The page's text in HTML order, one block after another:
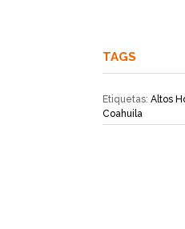
TAGS
Etiquetas: Altos
Coahuila